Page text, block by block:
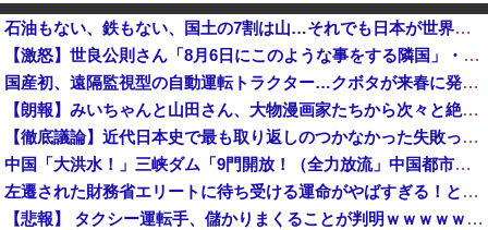
中国「大洪水！」三峡ダム「決壊危機」台風13号「三峡直撃確定」日本「最も強い勢力で接近！（伊勢湾台風級」台風13号と15号「中国本土でぶつかり合...
石油もない、鉄もない、国土の7割は山…それでも日本が世界屈指の経済大国になれた「勤勉さ」以外の勝因！
【激怒】世良公則さん「8月6日にこのような事をする隣国」・・・・・・・・・
国産初、遠隔監視型の自動運転トラクター…クボタが来春に発売！
【朗報】みいちゃんと山田さん、大物漫画家たちから次々と絶賛されるｗｗｗｗ
【徹底議論】近代日本史で最も取り返しのつかなかった失敗って何？
中国「大洪水！」三峡ダム「9門開放！（全力放流」中国都市「三峡沿線の道路水没」中国政府「高速道路封鎖！」中国ダム「緊急放流に合わせて開門（土砂崩れ発生」→
左遷された財務省エリートに待ち受ける運命がやばすぎる！と話題に、経歴自体はとんでもないものだが……
【悲報】 タクシー運転手、儲かりまくることが判明ｗｗｗｗｗｗｗｗ